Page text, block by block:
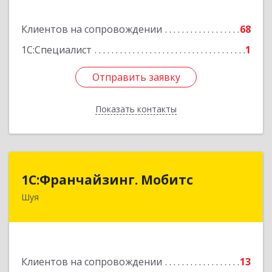
Клиентов на сопровождении
68
1С:Специалист
1
Отправить заявку
Показать контакты
Отправить заявку
Назад
1С:Франчайзинг. Мобитс
Шуя
Клиентов на сопровождении 13
1С:Франчайзинг. Мобитс